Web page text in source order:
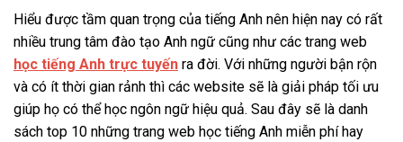
Hiểu được tầm quan trọng của tiếng Anh nên hiện nay có rất
nhiều trung tâm đào tạo Anh ngữ cũng như các trang web
học tiếng Anh trực tuyến ra đời. Với những người bận rộn
và có ít thời gian rảnh thì các website sẽ là giải pháp tối ưu
giúp họ có thể học ngôn ngữ hiệu quả. Sau đây sẽ là danh
sách top 10 những trang web học tiếng Anh miễn phí hay